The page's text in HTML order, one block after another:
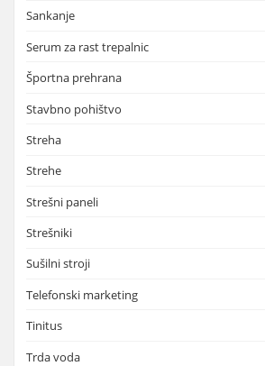
Sankanje
Serum za rast trepalnic
Športna prehrana
Stavbno pohištvo
Streha
Strehe
Strešni paneli
Strešniki
Sušilni stroji
Telefonski marketing
Tinitus
Trda voda